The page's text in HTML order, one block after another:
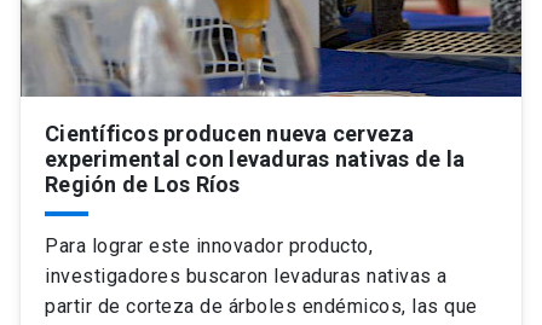
Científicos producen nueva cerveza
experimental con levaduras nativas de la
Región de Los Ríos
Para lograr este innovador producto,
investigadores buscaron levaduras nativas a
partir de corteza de árboles endémicos, las que